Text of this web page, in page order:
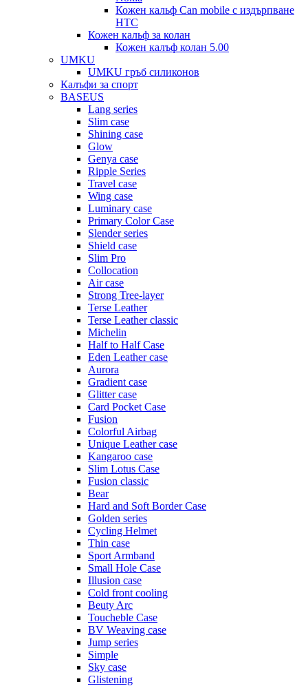
Кожен кальф Can mobile с издърпване
HTC
Кожен кальф за колан
Кожен калъф колан 5.00
UMKU
UMKU гръб силиконов
Калъфи за спорт
BASEUS
Lang series
Slim case
Shining case
Glow
Genya case
Ripple Series
Travel case
Wing case
Luminary case
Primary Color Case
Slender series
Shield case
Slim Pro
Collocation
Air case
Strong Tree-layer
Terse Leather
Terse Leather classic
Michelin
Half to Half Case
Eden Leather case
Aurora
Gradient case
Glitter case
Card Pocket Case
Fusion
Colorful Airbag
Unique Leather case
Kangaroo case
Slim Lotus Case
Fusion classic
Bear
Hard and Soft Border Case
Golden series
Cycling Helmet
Thin case
Sport Armband
Small Hole Case
Illusion case
Cold front cooling
Beuty Arc
Toucheble Case
BV Weaving case
Jump series
Simple
Sky case
Glistening